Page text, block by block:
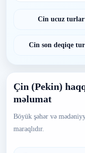
Cin ucuz turlar
Cin son deqiqe
Çin (Pekin)
məlumat
Böyük şəhər və
maraqlıdır.